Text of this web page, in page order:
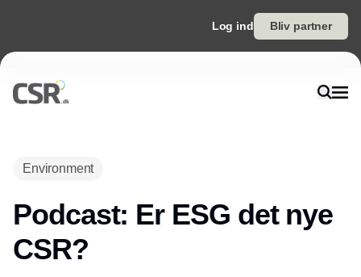
Log ind Bliv partner
Environment
Podcast: Er ESG det nye
CSR?